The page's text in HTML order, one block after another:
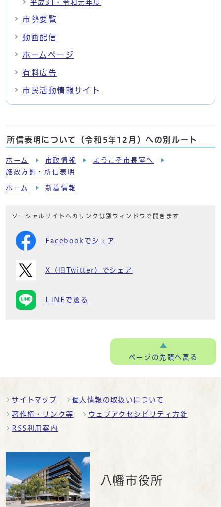
平成31・令和元年度
市勢要覧
動画配信
ホームページ
有料広告
市民活動情報サイト
所信表明について（令和5年12月）への別ルート
ホーム 市政情報
ようこそ市長室へ
施政方針・所信表明
ホーム 新着情報
ソーシャルサイトへのリンクは別ウィンドウで開きます
Facebookでシェア
X（旧Twitter）でシェア
LINEで送る
ページの先頭へ戻る
サイトマップ 個人情報の取扱いについて
著作権・リンク等 ウェブアクセシビリティ方針
RSS利用案内
八幡市役所